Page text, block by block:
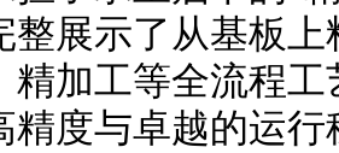
整展示了从基板
精加工等全流程
精度与卓越的运